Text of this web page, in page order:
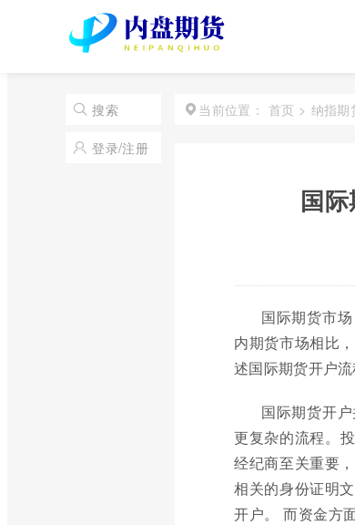
搜索
登录/注册
当前位置： 首页 > 纳指期
国
国际期货市
内期货市场相比
述国际期货开户
国际期货开
更复杂的流程。
经纪商至关重要
相关的身份证明
开户。 而资金方